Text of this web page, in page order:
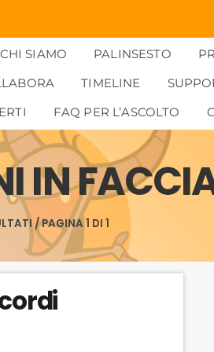
CHI SIAMO PALINSESTO
TIMELINE
FAQ PER L’ASCOLTO
IN
/ PAGINA 1 DI 1